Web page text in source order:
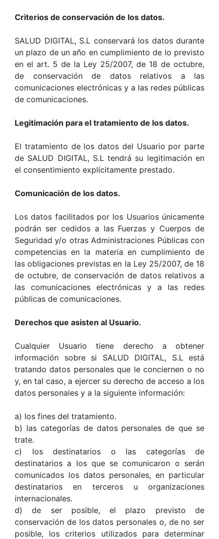
Criterios de conservación de los datos.
SALUD DIGITAL, S.L conservará los datos durante
un plazo de un año en cumplimiento de lo previsto
en el art. 5 de la Ley 25/2007, de 18 de octubre,
de conservación de datos relativos a las
comunicaciones electrónicas y a las redes públicas
de comunicaciones.
Legitimación para el tratamiento de los datos.
El tratamiento de los datos del Usuario por parte
de SALUD DIGITAL, S.L tendrá su legitimación en
el consentimiento explícitamente prestado.
Comunicación de los datos.
Los datos facilitados por los Usuarios únicamente
podrán ser cedidos a las Fuerzas y Cuerpos de
Seguridad y/o otras Administraciones Públicas con
competencias en la materia en cumplimiento de
las obligaciones previstas en la Ley 25/2007, de 18
de octubre, de conservación de datos relativos a
las comunicaciones electrónicas y a las redes
públicas de comunicaciones.
Derechos que asisten al Usuario.
Cualquier Usuario tiene derecho a obtener
información sobre si SALUD DIGITAL, S.L está
tratando datos personales que le conciernen o no
y, en tal caso, a ejercer su derecho de acceso a los
datos personales y a la siguiente información:
a) los fines del tratamiento.
b) las categorías de datos personales de que se
trate.
c) los destinatarios o las categorías de
destinatarios a los que se comunicaron o serán
comunicados los datos personales, en particular
destinatarios en terceros u organizaciones
internacionales.
d) de ser posible, el plazo previsto de
conservación de los datos personales o, de no ser
posible, los criterios utilizados para determinar